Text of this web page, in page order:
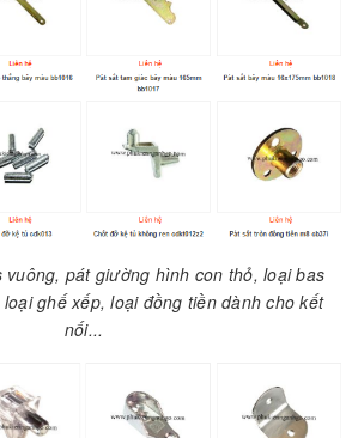
vuông, pát giường hình con thỏ, loại bas
ghế xếp, loại đồng tiền dành cho kết
nối...